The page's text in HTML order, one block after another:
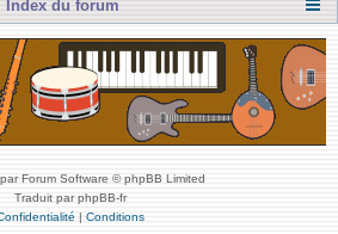
Index du forum
Forum Software © phpBB Limited
Traduit par phpBB-fr
| Conditions